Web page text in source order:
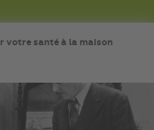
votre santé à la maison